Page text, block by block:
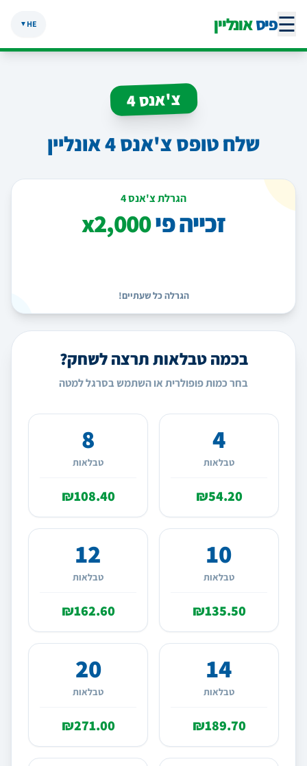
☰פיסאונליין HE
▼
צ'אנס 4
שלח טופס צ'אנס 4 אונליין
הגרלת צ'אנס 4
זכייה פיx2,000
הגרלה כל שעתיים!
בכמה טבלאות תרצה לשחק?
בחר כמות פופולרית או השתמש בסרגל למטה
4
טבלאות
₪54.20
8
טבלאות
₪108.40
10
טבלאות
₪135.50
12
טבלאות
₪162.60
14
טבלאות
₪189.70
20
טבלאות
₪271.00